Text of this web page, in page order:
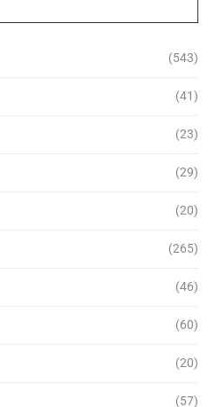
(543)
(41)
(23)
(29)
(20)
(265)
(46)
(60)
(20)
(57)